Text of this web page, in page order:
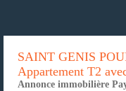
SAINT GENIS
Appartement T2
Annonce immobilière